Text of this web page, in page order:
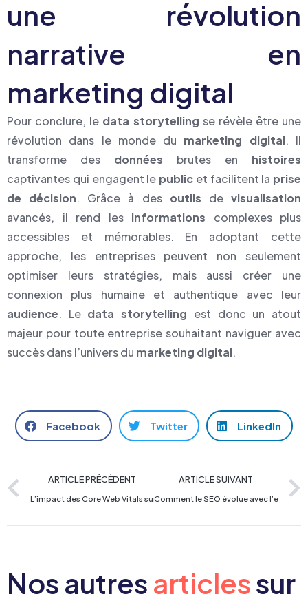
une révolution
narrative en
marketing digital
Pour conclure, le data storytelling se révèle être une
révolution dans le monde du marketing digital. Il
transforme des données brutes en histoires
captivantes qui engagent le public et facilitent la prise
de décision. Grâce à des outils devisualisation
avancés, il rend les informations complexes plus
accessibles et mémorables. En adoptant cette
approche, les entreprises peuvent non seulement
optimiser leurs stratégies, mais aussi créer une
connexion plus humaine et authentique avec leur
audience. Le data storytelling est donc un atout
majeur pour toute entreprise souhaitant naviguer avec
succès dans l’univers du marketing digital.
Facebook Twitter LinkedIn
ARTICLE PRÉCÉDENT
L’impact des Core Web Vitals sur le taux de conversion des e-
ARTICLE SUIVANT
Comment le SEO évolue avec l’essor
Nos autresarticlessur